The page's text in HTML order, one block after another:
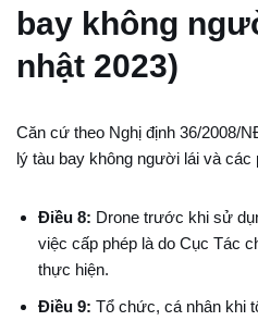
bay không
nhật 2023)
Căn cứ theo Nghị định 36/2008/
lý tàu bay không người lái và các
Điều 8: Drone trước khi sử
việc cấp phép là do Cục Tác
thực hiện.
Điều 9: Tổ chức, cá nhân khi